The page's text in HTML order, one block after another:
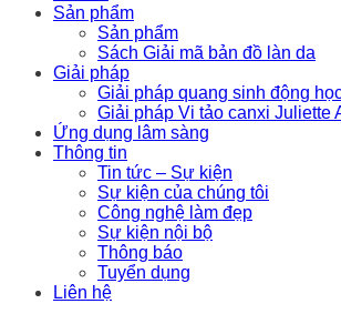
Sản phẩm
Sản phẩm
Sách Giải mã bản đồ làn da
Giải pháp
Giải pháp quang sinh động
Giải pháp Vi tảo canxi Juliette
Ứng dụng lâm sàng
Thông tin
Tin tức – Sự kiện
Sự kiện của chúng tôi
Công nghệ làm đẹp
Sự kiện nội bộ
Thông báo
Tuyển dụng
Liên hệ